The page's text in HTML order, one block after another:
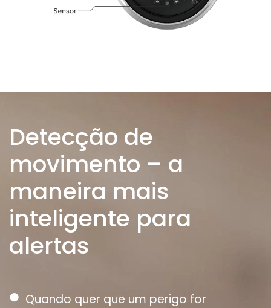
Detecção de
movimento – a
maneira mais
inteligente para
alertas
● Quando quer que um perigo for